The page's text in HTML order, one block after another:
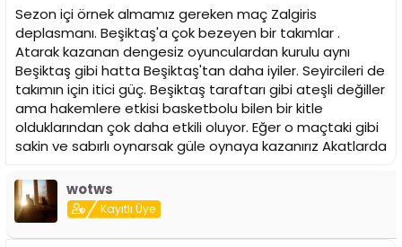
Sezon içi örnek almamız gereken maç Zalgiris
deplasmanı. Beşiktaş'a çok bezeyen bir takımlar .
Atarak kazanan dengesiz oyunculardan kurulu aynı
Beşiktaş gibi hatta Beşiktaş'tan daha iyiler. Seyircileri de
takımın için itici güç. Beşiktaş taraftarı gibi ateşli değiller
ama hakemlere etkisi basketbolu bilen bir kitle
olduklarından çok daha etkili oluyor. Eğer o maçtaki gibi
sakin ve sabırlı oynarsak güle oynaya kazanırız Akatlarda
wotws
Kayıtlı Üye